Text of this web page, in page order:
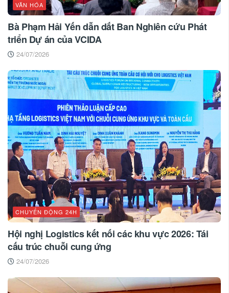
VĂN HÓA
Bà Phạm Hải Yến dẫn dắt Ban Nghiên cứu Phát
triển Dự án của VCIDA
24/07/2026
CHUYỂN ĐỘNG 24H
Hội nghị Logistics kết nối các khu vực 2026: Tái
cấu trúc chuỗi cung ứng
24/07/2026